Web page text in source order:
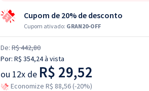
Cupom de 20% de desconto
Cupom ativado: GRAN20-OFF
De: R$ 442,80
Por: R$ 354,24à vista
ou 12x de R$ 29,52
Economize R$ 88,56 (-20%)